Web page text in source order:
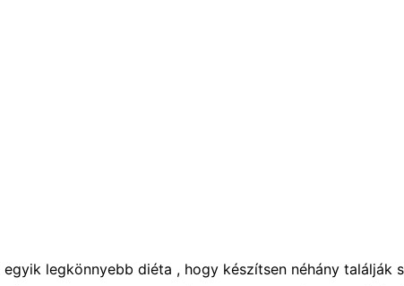
legkönnyebb diéta , hogy készítsen néhány találják